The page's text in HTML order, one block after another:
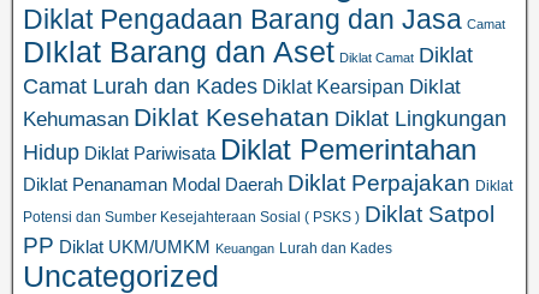
Diklat Pengadaan Barang dan Jasa Camat
DIklat Barang dan Aset Diklat Camat Diklat
Camat Lurah dan Kades Diklat Kearsipan Diklat
Kehumasan Diklat Kesehatan Diklat Lingkungan
Hidup Diklat Pariwisata Diklat Pemerintahan
Diklat Penanaman Modal Daerah Diklat Perpajakan Diklat
Potensi dan Sumber Kesejahteraan Sosial ( PSKS ) Diklat Satpol
PP Diklat UKM/UMKM Keuangan Lurah dan Kades
Uncategorized